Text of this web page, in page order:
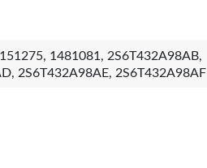
1481081, 2S6T432A98AB,
2S6T432A98AE, 2S6T432A98AF